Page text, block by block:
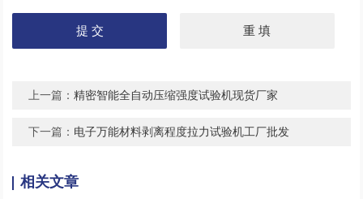
上一篇：精密智能全自动压缩强度试验机现货厂家
下一篇： 电子万能材料剥离程度拉力试验机工厂批发
相关文章